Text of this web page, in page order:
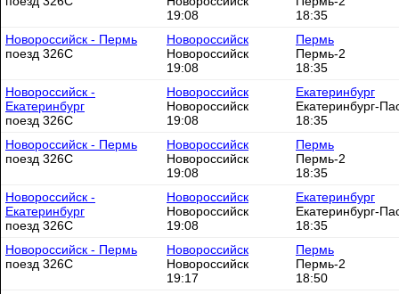
19:08
18:35
Новороссийск - Пермь
поезд 326С
Новороссийск
Новороссийск
19:08
Пермь
Пермь-2
18:35
Новороссийск -
Екатеринбург
поезд 326С
Новороссийск
Новороссийск
19:08
Екатеринбург
Екатеринбург-
18:35
Новороссийск - Пермь
поезд 326С
Новороссийск
Новороссийск
19:08
Пермь
Пермь-2
18:35
Новороссийск -
Екатеринбург
поезд 326С
Новороссийск
Новороссийск
19:08
Екатеринбург
Екатеринбург-
18:35
Новороссийск - Пермь
поезд 326С
Новороссийск
Новороссийск
19:17
Пермь
Пермь-2
18:50